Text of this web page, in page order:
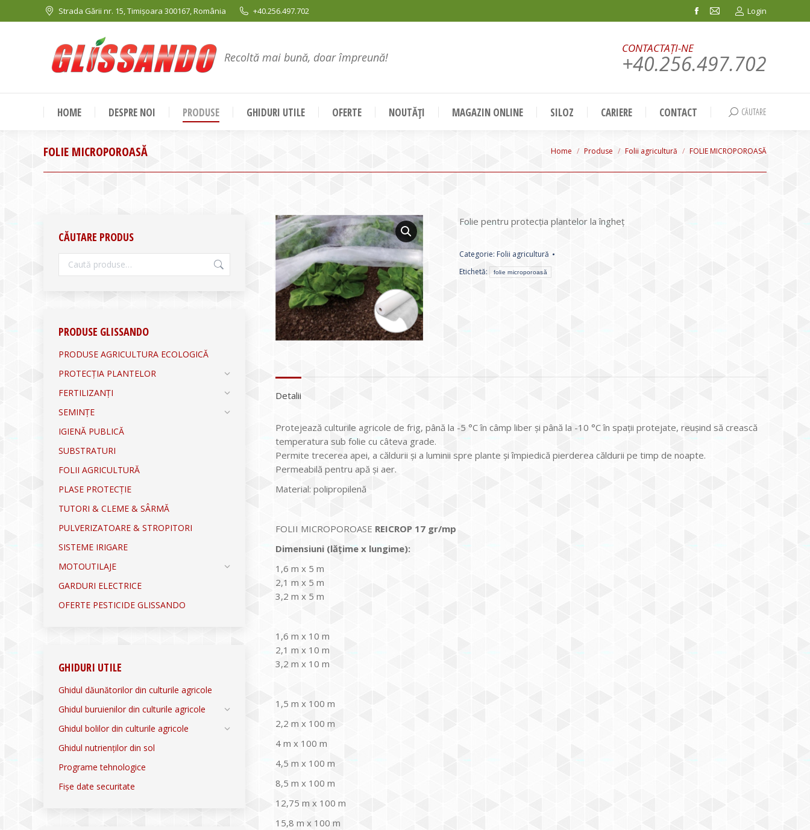
Strada Gării nr. 15, Timișoara 300167, România +40.256.497.702
Facebook
in
window
Mail
in
window
Login
Recoltă mai bună, doar împreună!
CONTACTAȚI-NE
+40.256.497.702
HOME DESPRE NOI PRODUSE GHIDURI UTILE OFERTE NOUTĂȚI MAGAZIN ONLINE SILOZ CARIERE CONTACT Search:
CĂUTARE
FOLIE MICROPOROASĂ You are here:
Home Produse Folii agricultură FOLIE MICROPOROASĂ
Folie pentru protecția plantelor la îngheț
Categorie: Folii agricultură
Etichetă:
folie microporoasă
Detalii
Protejează culturile agricole de frig, până la -5 °C în câmp liber și până la -10 °C în spații protejate, reușind să crească
temperatura sub folie cu câteva grade.
Permite trecerea apei, a căldurii și a luminii spre plante și împiedică pierderea căldurii pe timp de noapte.
Permeabilă pentru apă și aer.
Material: polipropilenă
FOLII MICROPOROASE REICROP 17 gr/mp
Dimensiuni (lățime x lungime):
1,6 m x 5 m
2,1 m x 5 m
3,2 m x 5 m
1,6 m x 10 m
2,1 m x 10 m
3,2 m x 10 m
1,5 m x 100 m
2,2 m x 100 m
4 m x 100 m
4,5 m x 100 m
8,5 m x 100 m
12,75 m x 100 m
15,8 m x 100 m
CĂUTARE PRODUS
PRODUSE GLISSANDO
PRODUSE AGRICULTURA ECOLOGICĂ
PROTECȚIA PLANTELOR
FERTILIZANȚI
SEMINȚE
IGIENĂ PUBLICĂ
SUBSTRATURI
FOLII AGRICULTURĂ
PLASE PROTECȚIE
TUTORI & CLEME & SÂRMĂ
PULVERIZATOARE & STROPITORI
SISTEME IRIGARE
MOTOUTILAJE
GARDURI ELECTRICE
OFERTE PESTICIDE GLISSANDO
GHIDURI UTILE
Ghidul dăunătorilor din culturile agricole
Ghidul buruienilor din culturile agricole
Ghidul bolilor din culturile agricole
Ghidul nutrienților din sol
Programe tehnologice
Fișe date securitate